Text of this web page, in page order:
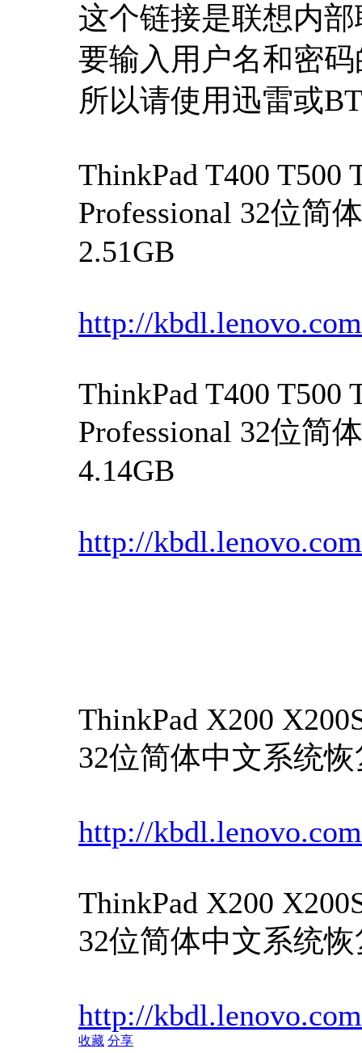
这个链接是联想内
要输入用户名和密
所以请使用迅雷或
ThinkPad T400 T500
Professional 32位简
2.51GB
http://
ThinkPad T400 T500
Professional 32位简
4.14GB
http://
ThinkPad X200
32位简体中文系统
http://
ThinkPad X200
32位简体中文系统
http://
收藏 分享